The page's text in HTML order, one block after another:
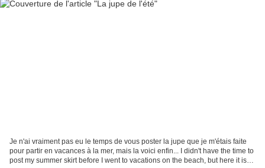
Je n'ai vraiment pas eu le temps de vous poster la jupe que je m'étais faite
pour partir en vacances à la mer, mais la voici enfin... I didn't have the time to
post my summer skirt before I went to vacations on the beach, but here it is